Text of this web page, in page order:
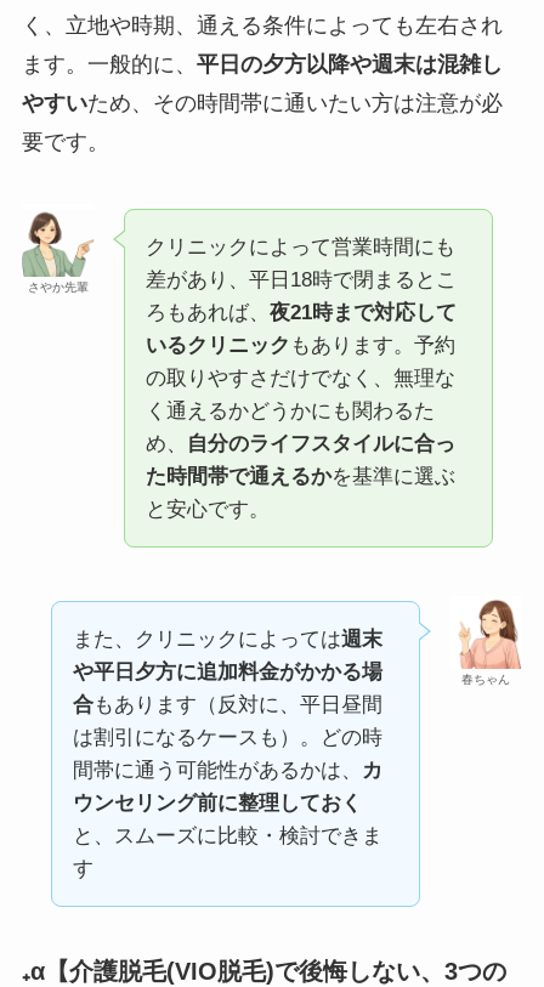
く、立地や時期、通える条件によっても左右され
ます。一般的に、 平日の夕方以降や週末は混雑し
やすいため、その時間帯に通いたい方は注意が必
要です。
さやか先輩
クリニックによって営業時間にも
差があり、平日18時で閉まるとこ
ろもあれば、 夜21時まで対応して
いるクリニック もあります。予約
の取りやすさだけでなく、無理な
く通えるかどうかにも関わるた
め、
自分のライフスタイルに合っ
た時間帯で通えるかを基準に選ぶ
と安心です。
春ちゃん
また、クリニックによっては週末
や平日夕方に追加料金がかかる場
合もあります（反対に、平日昼間
は割引になるケースも）。どの時
間帯に通う可能性があるかは、
カ
ウンセリング前に整理しておく
と、スムーズに比較・検討できま
す
₊α【介護脱毛(VIO脱毛)で後悔しない、3つの